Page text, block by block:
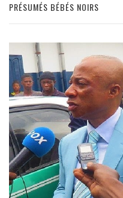
PRÉSUMÉS BÉBÉS NOIRS